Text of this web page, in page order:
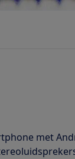
met